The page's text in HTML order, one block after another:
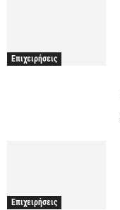
Επιχειρήσεις
Επιχειρήσεις